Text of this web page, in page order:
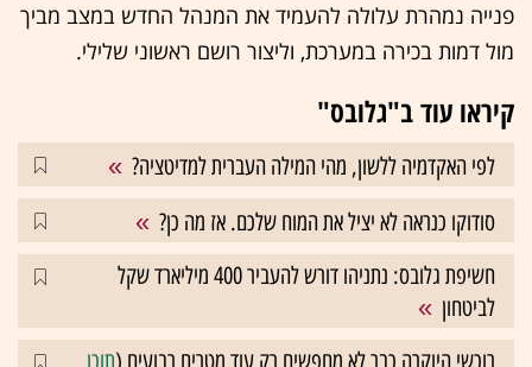
פנייה נמהרת עלולה להעמיד את המנהל החדש במצב מביך
מול דמות בכירה במערכת, וליצור רושם ראשוני שלילי.
קיראו עוד ב"גלובס"
לפי האקדמיה ללשון, מהי המילה העברית למדיטציה?
סודוקו כנראה לא יציל את המוח שלכם. אז מה כן?
חשיפת גלובס: נתניהו דורש להעביר 400 מיליארד שקל
לביטחון
רוכשי היוקרה כבר לא מחפשים רק עוד מטרים רבועים (תוכן